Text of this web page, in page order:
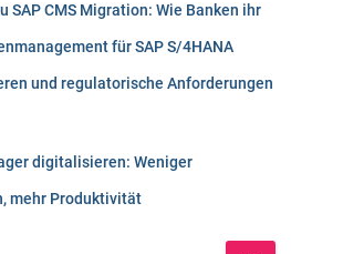
SAP CMS Migration: Wie Banken ihr
für SAP S/4HANA
und regulatorische Anforderungen
digitalisieren: Weniger
mehr Produktivität